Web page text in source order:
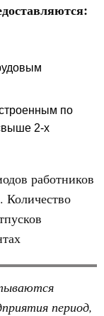
по
2-х
работников
период,